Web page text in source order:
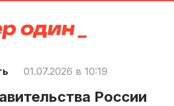
01.07.2026 в 10:19
России